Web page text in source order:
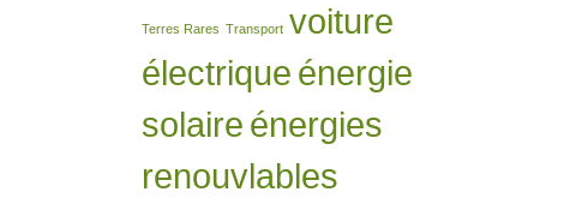
Terres Rares Transport voiture
électrique énergie
solaire énergies
renouvlables